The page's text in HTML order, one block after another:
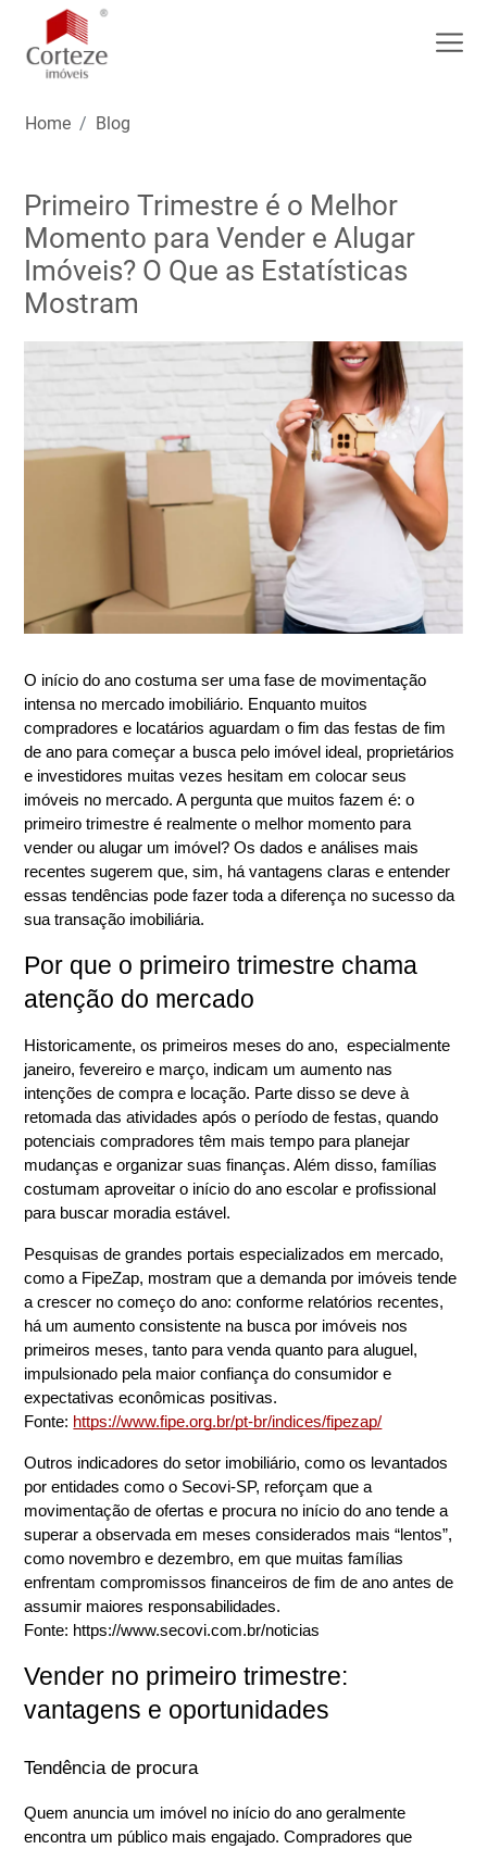
Home Blog
Primeiro Trimestre é o Melhor
Momento para Vender e Alugar
Imóveis? O Que as Estatísticas
Mostram
O início do ano costuma ser uma fase de movimentação
intensa no mercado imobiliário. Enquanto muitos
compradores e locatários aguardam o fim das festas de fim
de ano para começar a busca pelo imóvel ideal, proprietários
e investidores muitas vezes hesitam em colocar seus
imóveis no mercado. A pergunta que muitos fazem é: o
primeiro trimestre é realmente o melhor momento para
vender ou alugar um imóvel? Os dados e análises mais
recentes sugerem que, sim, há vantagens claras e entender
essas tendências pode fazer toda a diferença no sucesso da
sua transação imobiliária.
Por que o primeiro trimestre chama
atenção do mercado
Historicamente, os primeiros meses do ano,  especialmente
janeiro, fevereiro e março, indicam um aumento nas
intenções de compra e locação. Parte disso se deve à
retomada das atividades após o período de festas, quando
potenciais compradores têm mais tempo para planejar
mudanças e organizar suas finanças. Além disso, famílias
costumam aproveitar o início do ano escolar e profissional
para buscar moradia estável.
Pesquisas de grandes portais especializados em mercado,
como a FipeZap, mostram que a demanda por imóveis tende
a crescer no começo do ano: conforme relatórios recentes,
há um aumento consistente na busca por imóveis nos
primeiros meses, tanto para venda quanto para aluguel,
impulsionado pela maior confiança do consumidor e
expectativas econômicas positivas.
Fonte: https://www.fipe.org.br/pt-br/indices/fipezap/
Outros indicadores do setor imobiliário, como os levantados
por entidades como o Secovi-SP, reforçam que a
movimentação de ofertas e procura no início do ano tende a
superar a observada em meses considerados mais “lentos”,
como novembro e dezembro, em que muitas famílias
enfrentam compromissos financeiros de fim de ano antes de
assumir maiores responsabilidades.
Fonte: https://www.secovi.com.br/noticias
Vender no primeiro trimestre:
vantagens e oportunidades
Tendência de procura
Quem anuncia um imóvel no início do ano geralmente
encontra um público mais engajado. Compradores que